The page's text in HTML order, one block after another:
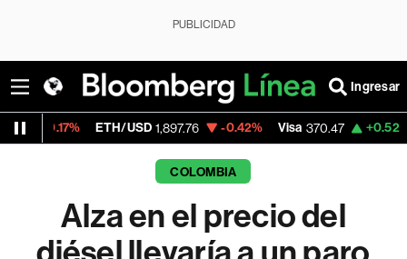
PUBLICIDAD
Ingresar
ETH/USD 1,897.76 -0.42% Visa 370.47 +0.52%
COLOMBIA
Alza en el precio del